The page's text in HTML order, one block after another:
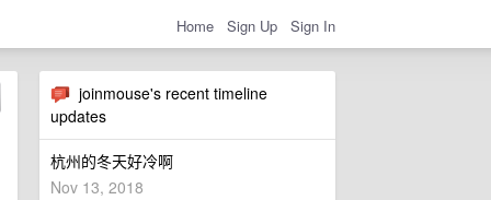
Home Sign Up Sign In
joinmouse's recent timeline
updates
杭州的冬天好冷啊
Nov 13, 2018